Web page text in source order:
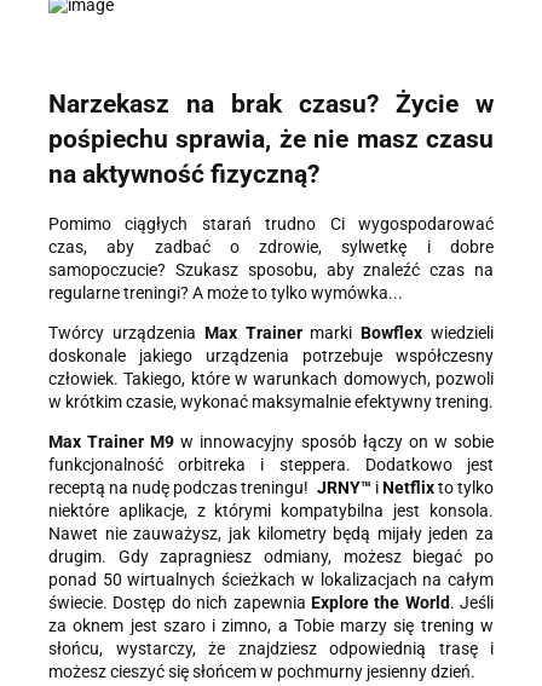
konieczna, do udzielenia odpowiedzi, może być w każdej chwili
zapytanie lub cofnięcia zgody. Osobie, której dane dotyczą,
przysługuje prawo dostępu do swoich danych, ich sprostowania,
żądania zaprzestania przetwarzania, usunięcia, ograniczenia
przetwarzania, a także prawo wniesienia skargi do Prezesa
Urzędu Ochrony Danych Osobowych.
Narzekasz na brak czasu? Życie w
pośpiechu sprawia, że nie masz czasu
na aktywność fizyczną?
Pomimo ciągłych starań trudno Ci wygospodarować
czas, aby zadbać o zdrowie, sylwetkę i dobre
samopoczucie? Szukasz sposobu, aby znaleźć czas na
regularne treningi? A może to tylko wymówka...
Twórcy urządzenia Max Trainer markiBowflex wiedzieli
doskonale jakiego urządzenia potrzebuje współczesny
człowiek. Takiego, które w warunkach domowych, pozwoli
w krótkim czasie, wykonać maksymalnie efektywny trening.
Max Trainer M9 w innowacyjny sposób łączy on w sobie
funkcjonalność orbitreka i steppera. Dodatkowo jest
receptą na nudę podczas treningu! JRNY™ iNetflixto tylko
niektóre aplikacje, z którymi kompatybilna jest konsola.
Nawet nie zauważysz, jak kilometry będą mijały jeden za
drugim. Gdy zapragniesz odmiany, możesz biegać po
ponad 50 wirtualnych ścieżkach w lokalizacjach na całym
świecie. Dostęp do nich zapewnia Explore the World. Jeśli
za oknem jest szaro i zimno, a Tobie marzy się trening w
słońcu, wystarczy, że znajdziesz odpowiednią trasę i
możesz cieszyć się słońcem w pochmurny jesienny dzień.